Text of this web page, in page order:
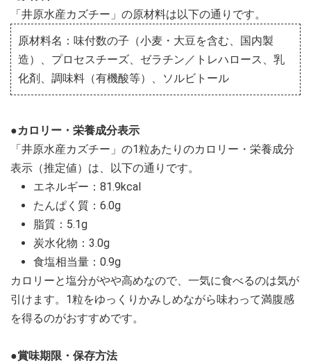
「井原水産カズチー」の原材料は以下の通りです。
原材料名：味付数の子（小麦・大豆を含む、国内製
造）、プロセスチーズ、ゼラチン／トレハロース、乳
化剤、調味料（有機酸等）、ソルビトール
●カロリー・栄養成分表示
「井原水産カズチー」の1粒あたりのカロリー・栄養成分
表示（推定値）は、以下の通りです。
エネルギー：81.9kcal
たんぱく質：6.0g
脂質：5.1g
炭水化物：3.0g
食塩相当量：0.9g
カロリーと塩分がやや高めなので、一気に食べるのは気が
引けます。1粒をゆっくりかみしめながら味わって満腹感
を得るのがおすすめです。
●賞味期限・保存方法